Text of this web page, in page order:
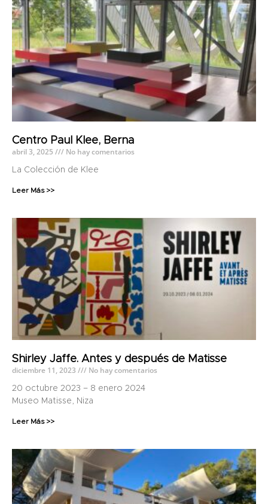
Centro Paul Klee, Berna
abril 3, 2025 No hay comentarios
La Colección de Klee
Leer Más >>
Shirley Jaffe. Antes y después de Matisse
diciembre 11, 2023 No hay comentarios
20 octubre 2023 – 8 enero 2024
Museo Matisse, Niza
Leer Más >>